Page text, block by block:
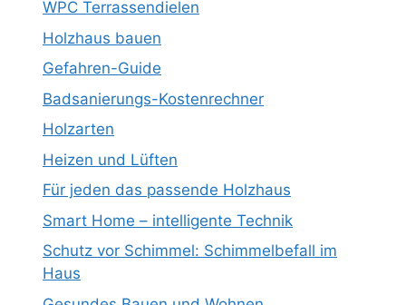
WPC Terrassendielen
Holzhaus bauen
Gefahren-Guide
Badsanierungs-Kostenrechner
Holzarten
Heizen und Lüften
Für jeden das passende Holzhaus
Smart Home – intelligente Technik
Schutz vor Schimmel: Schimmelbefall im
Haus